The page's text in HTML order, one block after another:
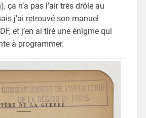
ça n’a pas l’air très drôle au
j’ai retrouvé son manuel
et j’en ai tiré une énigme qui
à programmer.